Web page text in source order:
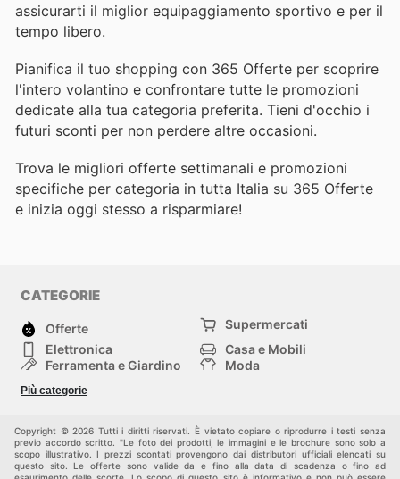
assicurarti il miglior equipaggiamento sportivo e per il
tempo libero.
Pianifica il tuo shopping con 365 Offerte per scoprire
l'intero volantino e confrontare tutte le promozioni
dedicate alla tua categoria preferita. Tieni d'occhio i
futuri sconti per non perdere altre occasioni.
Trova le migliori offerte settimanali e promozioni
specifiche per categoria in tutta Italia su 365 Offerte
e inizia oggi stesso a risparmiare!
CATEGORIE
Offerte
Supermercati
Elettronica
Casa e Mobili
Ferramenta e Giardino
Moda
Bambini e Neonati
Più categorie
Copyright © 2026 Tutti i diritti riservati. È vietato copiare o riprodurre i testi senza
previo accordo scritto. "Le foto dei prodotti, le immagini e le brochure sono solo a
scopo illustrativo. I prezzi scontati provengono dai distributori ufficiali elencati su
questo sito. Le offerte sono valide da e fino alla data di scadenza o fino ad